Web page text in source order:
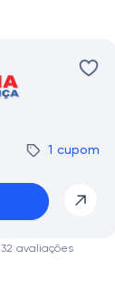
1 cupom
32 avaliações